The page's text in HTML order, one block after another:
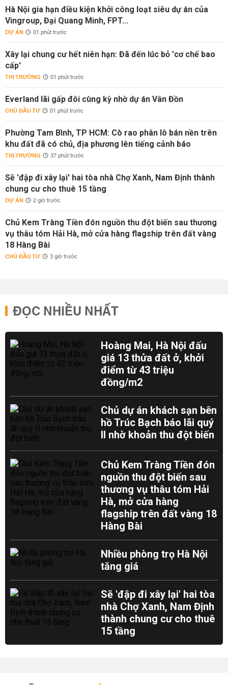
Hà Nội gia hạn điều kiện khởi công loạt siêu dự án của
Vingroup, Đại Quang Minh, FPT...
DỰ ÁN 01 phút trước
Xây lại chung cư hết niên hạn: Đã đến lúc bỏ 'cơ chế bao
cấp'
THỊ TRƯỜNG 01 phút trước
Everland lãi gấp đôi cùng kỳ nhờ dự án Vân Đồn
CHỦ ĐẦU TƯ 01 phút trước
Phường Tam Bình, TP HCM: Cò rao phân lô bán nền trên
khu đất đã có chủ, địa phương lên tiếng cảnh báo
THỊ TRƯỜNG 37 phút trước
Sẽ 'đập đi xây lại' hai tòa nhà Chợ Xanh, Nam Định thành
chung cư cho thuê 15 tầng
DỰ ÁN 2 giờ trước
Chủ Kem Tràng Tiền đón nguồn thu đột biến sau thương
vụ thâu tóm Hải Hà, mở cửa hàng flagship trên đất vàng
18 Hàng Bài
CHỦ ĐẦU TƯ 3 giờ trước
ĐỌC NHIỀU NHẤT
Hoàng Mai, Hà Nội đấu
giá 13 thửa đất ở, khởi
điểm từ 43 triệu
đồng/m2
Chủ dự án khách sạn bên
hồ Trúc Bạch báo lãi quý
II nhờ khoản thu đột biến
Chủ Kem Tràng Tiền đón
nguồn thu đột biến sau
thương vụ thâu tóm Hải
Hà, mở cửa hàng
flagship trên đất vàng 18
Hàng Bài
Nhiều phòng trọ Hà Nội
tăng giá
Sẽ 'đập đi xây lại' hai tòa
nhà Chợ Xanh, Nam Định
thành chung cư cho thuê
15 tầng